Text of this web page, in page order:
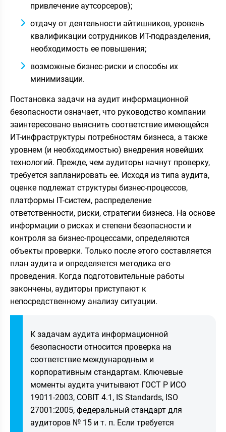
привлечение аутсорсеров);
отдачу от деятельности айтишников, уровень
квалификации сотрудников ИТ-подразделения,
необходимость ее повышения;
возможные бизнес-риски и способы их
минимизации.
Постановка задачи на аудит информационной
безопасности означает, что руководство компании
заинтересовано выяснить соответствие имеющейся
ИТ-инфраструктуры потребностям бизнеса, а также
уровнем (и необходимостью) внедрения новейших
технологий. Прежде, чем аудиторы начнут проверку,
требуется запланировать ее. Исходя из типа аудита,
оценке подлежат структуры бизнес-процессов,
платформы IT-систем, распределение
ответственности, риски, стратегии бизнеса. На основе
информации о рисках и степени безопасности и
контроля за бизнес-процессами, определяются
объекты проверки. Только после этого составляется
план аудита и определяется методика его
проведения. Когда подготовительные работы
закончены, аудиторы приступают к
непосредственному анализу ситуации.
К задачам аудита информационной
безопасности относится проверка на
соответствие международным и
корпоративным стандартам. Ключевые
моменты аудита учитывают ГОСТ Р ИСО
19011-2003, COBIT 4.1, IS Standards, ISO
27001:2005, федеральный стандарт для
аудиторов № 15 и т. п. Если требуется